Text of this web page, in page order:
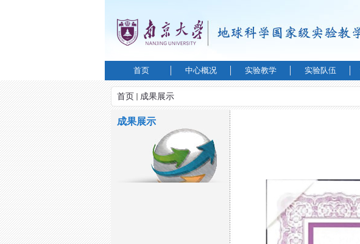
首页 中心概况 实验教学 实验队伍
首页 成果展示
成果展示